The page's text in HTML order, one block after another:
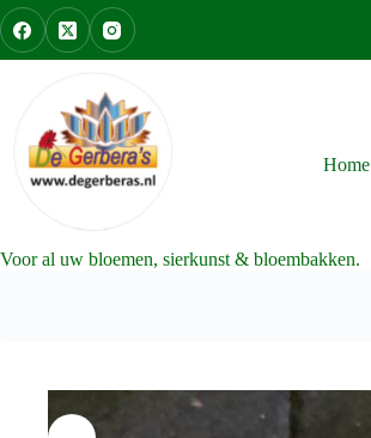
Ga
naar
de
Voor al uw bloemen, sierkunst & bloembakken.
Home